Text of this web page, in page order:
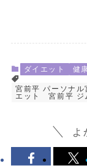
ダイエット 健
宮前平 パーソナ
エット 宮前平 ジ
よ